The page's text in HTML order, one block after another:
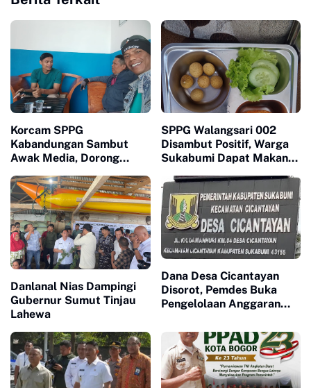
Korcam SPPG
Kabandungan Sambut
Awak Media, Dorong
SPPG Walangsari 002
Disambut Positif, Warga
Sukabumi Dapat Makan
Danlanal Nias Dampingi
Gubernur Sumut Tinjau
Lahewa
Dana Desa Cicantayan
Disorot, Pemdes Buka
Pengelolaan Anggaran